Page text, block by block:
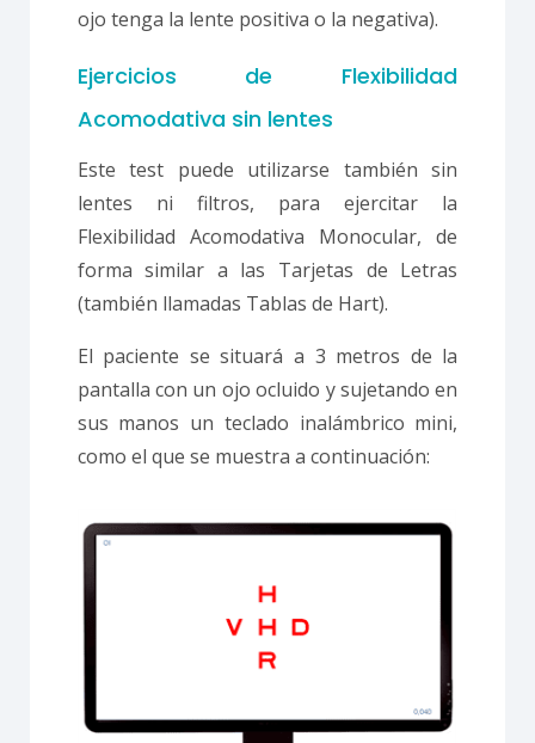
ojo tenga la lente positiva o la negativa).
Ejercicios de Flexibilidad
Acomodativa sin lentes
Este test puede utilizarse también sin
lentes ni filtros, para ejercitar la
Flexibilidad Acomodativa Monocular, de
forma similar a las Tarjetas de Letras
(también llamadas Tablas de Hart).
El paciente se situará a 3 metros de la
pantalla con un ojo ocluido y sujetando en
sus manos un teclado inalámbrico mini,
como el que se muestra a continuación: